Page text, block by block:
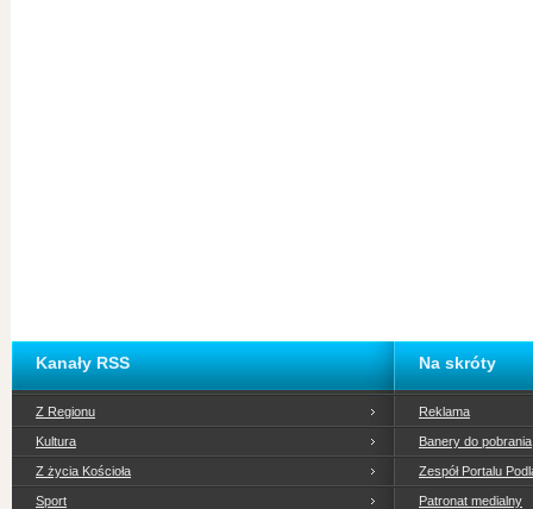
Kanały RSS
Z Regionu
Kultura
Z życia Kościoła
Sport
Na skróty
Reklama
Banery do pobrania
Zespół Portalu
Patronat medialny